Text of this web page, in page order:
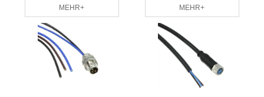
'(50,80mm, 2,00 ")
Kabelbaum mit
langjähriger Erfahrung in
der professionellen
Fertigung RCD
MEHR+
'(50,80mm, 2,00 ")
Kabelbaum professionelle
Fertigung nach Bedarf
RCD
MEHR+